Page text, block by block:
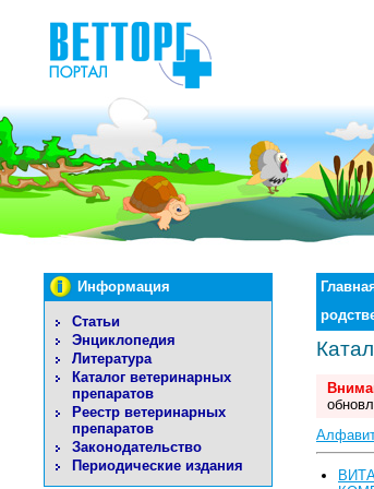
Информация
Статьи
Энциклопедия
Литература
Каталог ветеринарных
препаратов
Реестр ветеринарных
препаратов
Законодательство
Периодические издания